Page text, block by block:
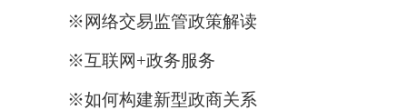
※网络交易监管政策解读
※互联网+政务服务
※如何构建新型政商关系